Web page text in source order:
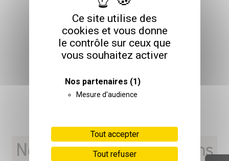
Ce site utilise des
cookies et vous donne
le contrôle sur ceux que
vous souhaitez activer
Nos partenaires (1)
Mesure d'audience
Tout accepter
Tout refuser
Nos prochaines formations